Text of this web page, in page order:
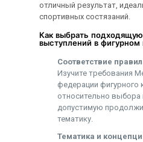
отличный результат,
спортивных состязаний.
Как выбрать
выступлений в фигурном
Соответствие
Изучите требования
федерации фигурного
относительно
допустимую
тематику.
Тематика и